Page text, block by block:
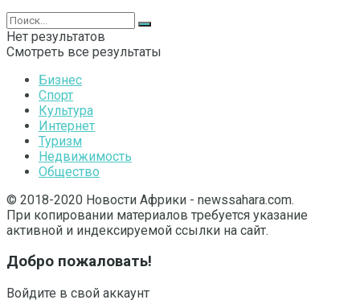
Нет результатов
Смотреть все результаты
Бизнес
Спорт
Культура
Интернет
Туризм
Недвижимость
Общество
© 2018-2020 Новости Африки - newssahara.com.
При копировании материалов требуется указание
активной и индексируемой ссылки на сайт.
Добро пожаловать!
Войдите в свой аккаунт